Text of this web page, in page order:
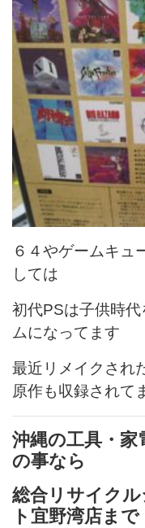
６４やゲームキュ
しては
初代PSは子供時
ムになってます
最近リメイクされ
原作も収録されて
沖縄の工具・家
の事なら
総合リサイク
ト宜野湾店まで